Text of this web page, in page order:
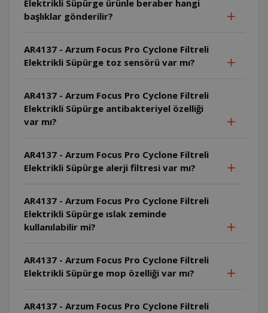
Elektrikli Süpürge ürünle beraber hangi
başlıklar gönderilir?
AR4137 - Arzum Focus Pro Cyclone Filtreli
Elektrikli Süpürge toz sensörü var mı?
AR4137 - Arzum Focus Pro Cyclone Filtreli
Elektrikli Süpürge antibakteriyel özelliği
var mı?
AR4137 - Arzum Focus Pro Cyclone Filtreli
Elektrikli Süpürge alerji filtresi var mı?
AR4137 - Arzum Focus Pro Cyclone Filtreli
Elektrikli Süpürge ıslak zeminde
kullanılabilir mi?
AR4137 - Arzum Focus Pro Cyclone Filtreli
Elektrikli Süpürge mop özelliği var mı?
AR4137 - Arzum Focus Pro Cyclone Filtreli